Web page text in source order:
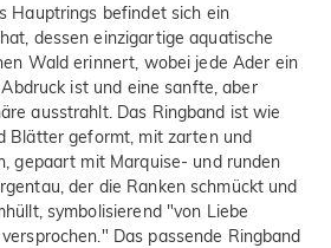
Hauptrings befindet sich ein
dessen einzigartige aquatische
Wald erinnert, wobei jede Ader ein
ist und eine sanfte, aber
ausstrahlt. Das Ringband ist wie
Blätter geformt, mit zarten und
gepaart mit Marquise- und runden
der die Ranken schmückt und
symbolisierend "von Liebe
Das passende Ringband